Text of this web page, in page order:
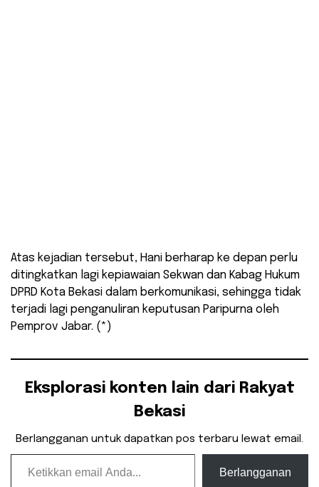
Atas kejadian tersebut, Hani berharap ke depan perlu
ditingkatkan lagi kepiawaian Sekwan dan Kabag Hukum
DPRD Kota Bekasi dalam berkomunikasi, sehingga tidak
terjadi lagi penganuliran keputusan Paripurna oleh
Pemprov Jabar. (*)
Eksplorasi konten lain dari Rakyat
Bekasi
Berlangganan untuk dapatkan pos terbaru lewat email.
Ketikkan email Anda...
Berlangganan